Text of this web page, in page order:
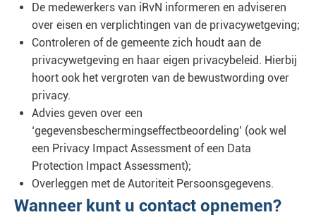
De medewerkers van iRvN informeren en adviseren
over eisen en verplichtingen van de privacywetgeving;
Controleren of de gemeente zich houdt aan de
privacywetgeving en haar eigen privacybeleid. Hierbij
hoort ook het vergroten van de bewustwording over
privacy.
Advies geven over een
‘gegevensbeschermingseffectbeoordeling’ (ook wel
een Privacy Impact Assessment of een Data
Protection Impact Assessment);
Overleggen met de Autoriteit Persoonsgegevens.
Wanneer kunt u contact opnemen?